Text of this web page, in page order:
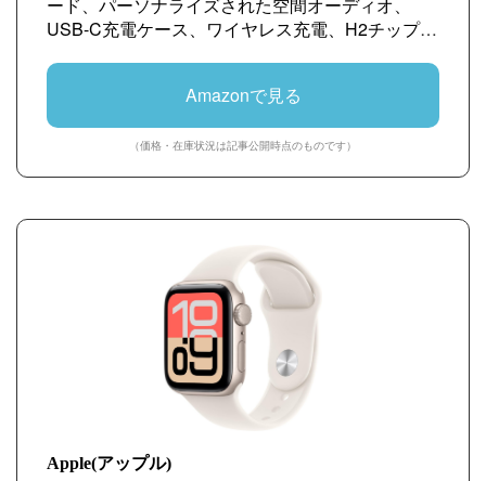
ード、パーソナライズされた空間オーディオ、
USB-C充電ケース、ワイヤレス充電、H2チップ、
Amazonで見る
（価格・在庫状況は記事公開時点のものです）
Apple(アップル)